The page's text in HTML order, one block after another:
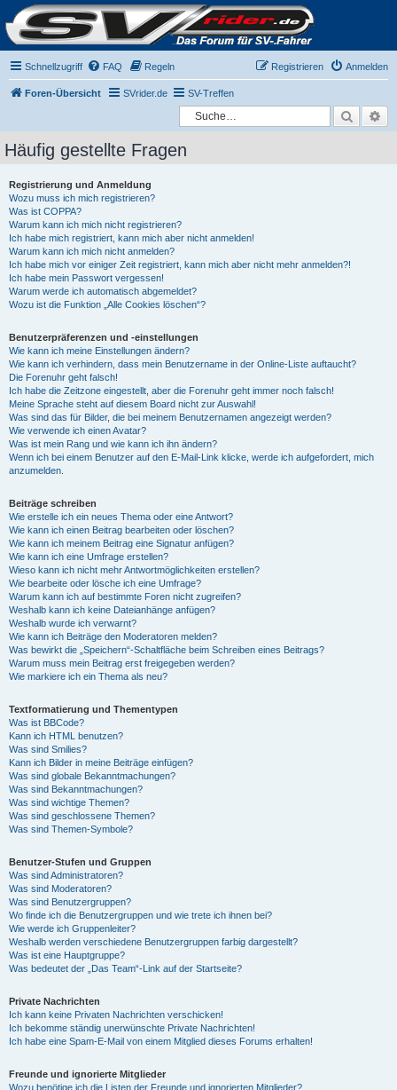
Schnellzugriff FAQ Regeln Anmelden
Registrieren
Foren-Übersicht SVrider.de SV-Treffen
Suche
Häufig gestellte Fragen
Registrierung und Anmeldung
Wozu muss ich mich registrieren?
Was ist COPPA?
Warum kann ich mich nicht registrieren?
Ich habe mich registriert, kann mich aber nicht anmelden!
Warum kann ich mich nicht anmelden?
Ich habe mich vor einiger Zeit registriert, kann mich aber nicht mehr anmelden?!
Ich habe mein Passwort vergessen!
Warum werde ich automatisch abgemeldet?
Wozu ist die Funktion „Alle Cookies löschen“?
Benutzerpräferenzen und -einstellungen
Wie kann ich meine Einstellungen ändern?
Wie kann ich verhindern, dass mein Benutzername in der Online-Liste auftaucht?
Die Forenuhr geht falsch!
Ich habe die Zeitzone eingestellt, aber die Forenuhr geht immer noch falsch!
Meine Sprache steht auf diesem Board nicht zur Auswahl!
Was sind das für Bilder, die bei meinem Benutzernamen angezeigt werden?
Wie verwende ich einen Avatar?
Was ist mein Rang und wie kann ich ihn ändern?
Wenn ich bei einem Benutzer auf den E-Mail-Link klicke, werde ich aufgefordert, mich
anzumelden.
Beiträge schreiben
Wie erstelle ich ein neues Thema oder eine Antwort?
Wie kann ich einen Beitrag bearbeiten oder löschen?
Wie kann ich meinem Beitrag eine Signatur anfügen?
Wie kann ich eine Umfrage erstellen?
Wieso kann ich nicht mehr Antwortmöglichkeiten erstellen?
Wie bearbeite oder lösche ich eine Umfrage?
Warum kann ich auf bestimmte Foren nicht zugreifen?
Weshalb kann ich keine Dateianhänge anfügen?
Weshalb wurde ich verwarnt?
Wie kann ich Beiträge den Moderatoren melden?
Was bewirkt die „Speichern“-Schaltfläche beim Schreiben eines Beitrags?
Warum muss mein Beitrag erst freigegeben werden?
Wie markiere ich ein Thema als neu?
Textformatierung und Thementypen
Was ist BBCode?
Kann ich HTML benutzen?
Was sind Smilies?
Kann ich Bilder in meine Beiträge einfügen?
Was sind globale Bekanntmachungen?
Was sind Bekanntmachungen?
Was sind wichtige Themen?
Was sind geschlossene Themen?
Was sind Themen-Symbole?
Benutzer-Stufen und Gruppen
Was sind Administratoren?
Was sind Moderatoren?
Was sind Benutzergruppen?
Wo finde ich die Benutzergruppen und wie trete ich ihnen bei?
Wie werde ich Gruppenleiter?
Weshalb werden verschiedene Benutzergruppen farbig dargestellt?
Was ist eine Hauptgruppe?
Was bedeutet der „Das Team“-Link auf der Startseite?
Private Nachrichten
Ich kann keine Privaten Nachrichten verschicken!
Ich bekomme ständig unerwünschte Private Nachrichten!
Ich habe eine Spam-E-Mail von einem Mitglied dieses Forums erhalten!
Freunde und ignorierte Mitglieder
Wozu benötige ich die Listen der Freunde und ignorierten Mitglieder?